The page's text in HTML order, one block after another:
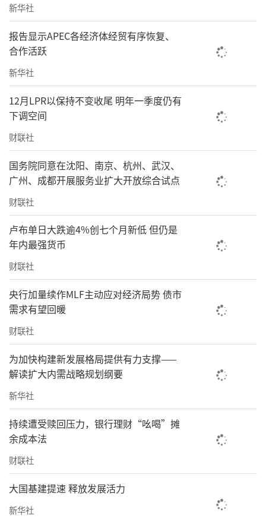
新华社
报告显示APEC各经济体经贸有序恢复、
合作活跃
新华社
12月LPR以保持不变收尾 明年一季度仍有
下调空间
财联社
国务院同意在沈阳、南京、杭州、武汉、
广州、成都开展服务业扩大开放综合试点
财联社
卢布单日大跌逾4%创七个月新低 但仍是
年内最强货币
财联社
央行加量续作MLF主动应对经济局势 债市
需求有望回暖
财联社
为加快构建新发展格局提供有力支撑——
解读扩大内需战略规划纲要
新华社
持续遭受赎回压力，银行理财“吆喝”摊
余成本法
财联社
大国基建提速 释放发展活力
新华社